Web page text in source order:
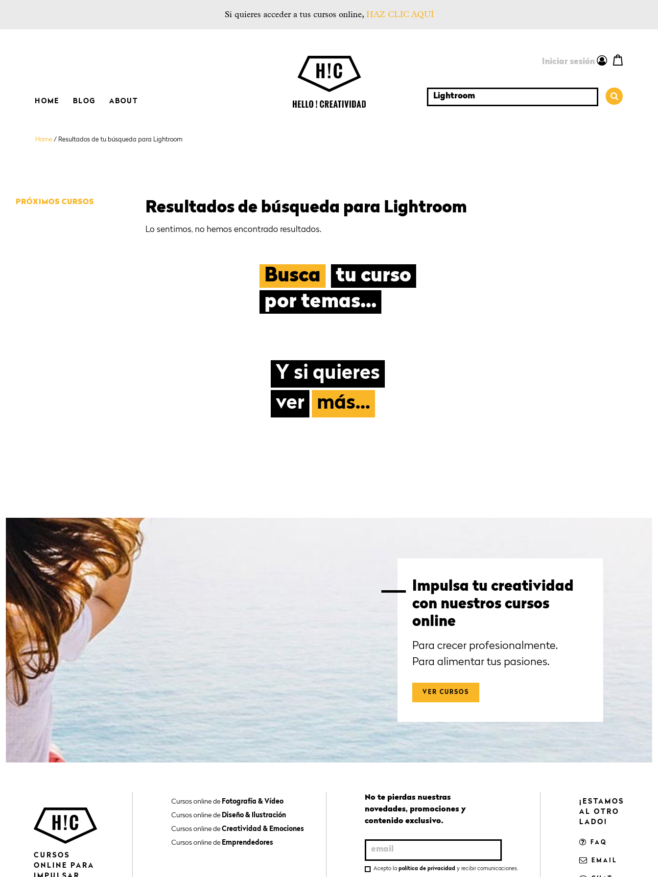
Si quieres acceder a tus cursos online, HAZ CLIC AQUÍ
HOME BLOG ABOUT
Iniciar sesión
¿qué quieres aprender?
Home / Resultados de tu búsqueda para Lightroom
Resultados de búsqueda para Lightroom
Lo sentimos, no hemos encontrado resultados.
PRÓXIMOS CURSOS
Busca
tu curso
por temas...
Y si quieres
ver
más...
Impulsa tu creatividad
con nuestros cursos
online
Para crecer profesionalmente.
Para alimentar tus pasiones.
VER CURSOS
CURSOS
ONLINE PARA
Cursos online de Fotografía & Vídeo
Cursos online de Diseño & Ilustración
Cursos online de Creatividad & Emociones
Cursos online de Emprendedores
No te pierdas nuestras
novedades, promociones y
contenido exclusivo.
Acepto lapolítica de privacidad y recibir comunicaciones.
¡ESTAMOS
AL OTRO
LADO!
FAQ
EMAIL